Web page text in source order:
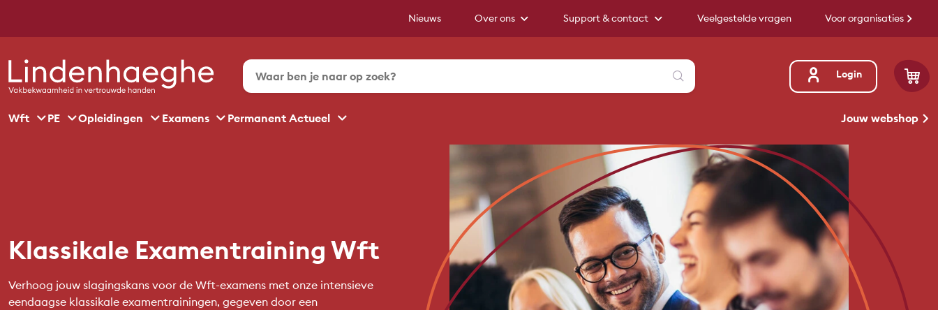
Nieuws Over ons Support & contact Veelgestelde vragen Voor organisaties
Zoeken Login
Wft PE Opleidingen Examens Permanent Actueel Jouw webshop
Klassikale Examentraining Wft
Verhoog jouw slagingskans voor de Wft-examens met onze intensieve
eendaagse klassikale examentrainingen, gegeven door een